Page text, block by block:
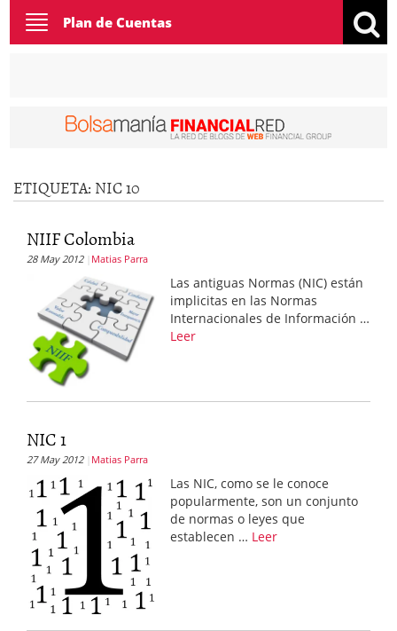
Toggle
navigation
Plan de Cuentas
ETIQUETA: NIC 10
NIIF Colombia
28 May 2012 Matias Parra
Las antiguas Normas (NIC) están
implicitas en las Normas
Internacionales de Información …
Leer
NIC 1
27 May 2012 Matias Parra
Las NIC, como se le conoce
popularmente, son un conjunto
de normas o leyes que
establecen … Leer